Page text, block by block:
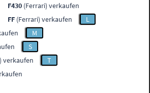
F430 (Ferrari) verkaufen
FF (Ferrari) verkaufen
L
M
S
verkaufen
T